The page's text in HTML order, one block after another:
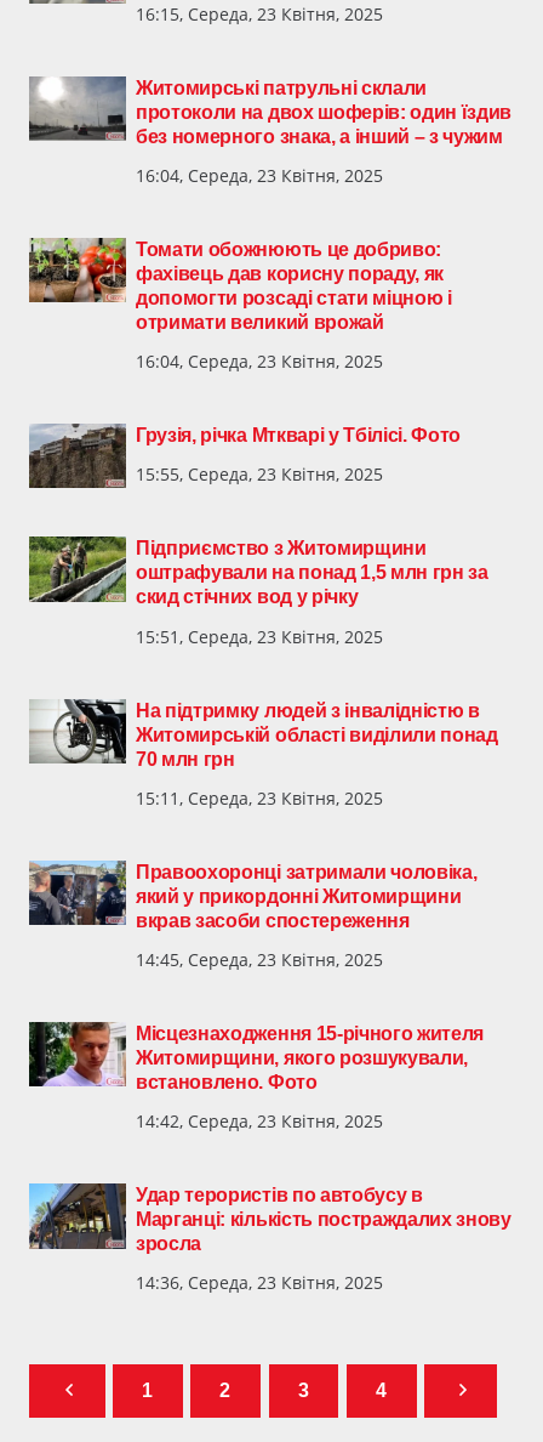
16:15, Середа, 23 Квітня, 2025
Житомирські патрульні склали
протоколи на двох шоферів: один їздив
без номерного знака, а інший – з чужим
16:04, Середа, 23 Квітня, 2025
Томати обожнюють це добриво:
фахівець дав корисну пораду, як
допомогти розсаді стати міцною і
отримати великий врожай
16:04, Середа, 23 Квітня, 2025
Грузія, річка Мткварі у Тбілісі. Фото
15:55, Середа, 23 Квітня, 2025
Підприємство з Житомирщини
оштрафували на понад 1,5 млн грн за
скид стічних вод у річку
15:51, Середа, 23 Квітня, 2025
На підтримку людей з інвалідністю в
Житомирській області виділили понад
70 млн грн
15:11, Середа, 23 Квітня, 2025
Правоохоронці затримали чоловіка,
який у прикордонні Житомирщини
вкрав засоби спостереження
14:45, Середа, 23 Квітня, 2025
Місцезнаходження 15-річного жителя
Житомирщини, якого розшукували,
встановлено. Фото
14:42, Середа, 23 Квітня, 2025
Удар терористів по автобусу в
Марганці: кількість постраждалих знову
зросла
14:36, Середа, 23 Квітня, 2025
1 2 3 4